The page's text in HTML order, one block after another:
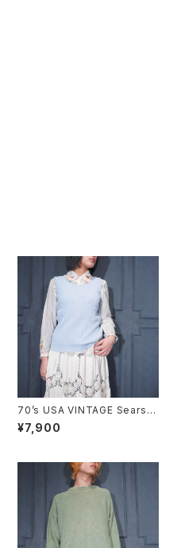
70’s USA VINTAGE Sears
WOVEN DESIGN KNIT VES
T/70年代アメリカ古着シアーズ
¥7,900